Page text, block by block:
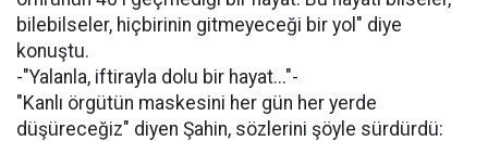
bilebilseler, hiçbirinin gitmeyeceği bir yol" diye
konuştu.
-"Yalanla, iftirayla dolu bir hayat..."-
"Kanlı örgütün maskesini her gün her yerde
düşüreceğiz" diyen Şahin, sözlerini şöyle sürdürdü: